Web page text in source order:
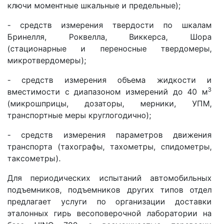
ключи моментные шкальные и предельные);
- средств измерения твердости по шкалам
Бринелля, Роквелла, Виккерса, Шора
(стационарные и переносные твердомеры,
микротвердомеры);
- средств измерения объема жидкости и
вместимости с диапазоном измерений до 40 м3
(микрошприцы, дозаторы, мерники, УПМ,
транспортные меры круглогодично);
- средств измерения параметров движения
транспорта (тахографы, тахометры, спидометры,
таксометры).
Для периодических испытаний автомобильных
подъемников, подъемников других типов отдел
предлагает услуги по организации доставки
эталонных гирь весоповерочной лаборатории на